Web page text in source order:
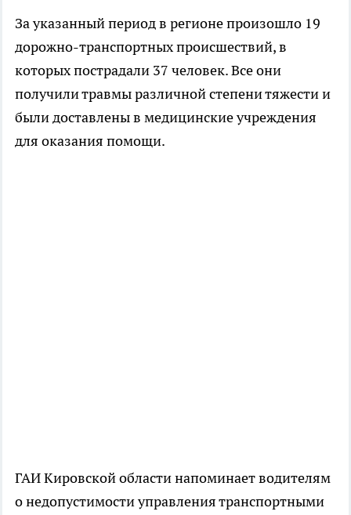
За указанный период в регионе произошло 19
дорожно-транспортных происшествий, в
которых пострадали 37 человек. Все они
получили травмы различной степени тяжести и
были доставлены в медицинские учреждения
для оказания помощи.
ГАИ Кировской области напоминает водителям
о недопустимости управления транспортными